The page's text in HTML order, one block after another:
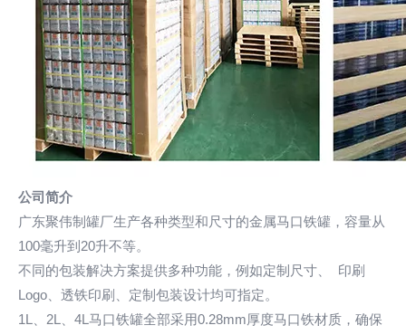
公司简介
广东聚伟制罐厂生产各种类型和尺寸的金属马口铁罐，容量从
100毫升到20升不等。
不同的包装解决方案提供多种功能，例如定制尺寸、 印刷
Logo、透铁印刷、定制包装设计均可指定。
1L、2L、4L马口铁罐全部采用0.28mm厚度马口铁材质，确保